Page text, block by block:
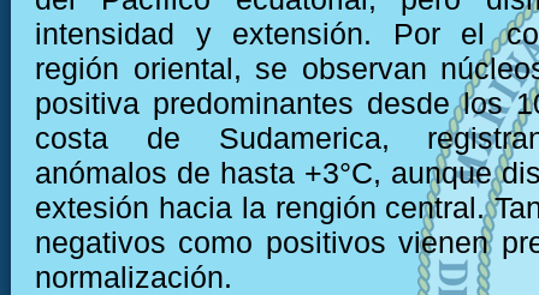
intensidad y extensión. Por el
región oriental, se observan
positiva predominantes desde los
costa de Sudamerica,
anómalos de hasta +3°C, aunque
extesión hacia la rengión central.
negativos como positivos vienen
normalización.